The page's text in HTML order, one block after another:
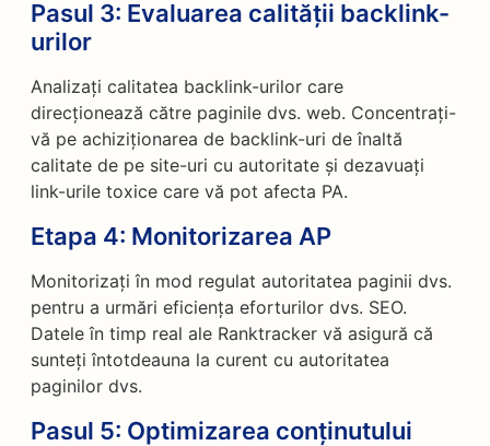
Pasul 3: Evaluarea calității backlink-
urilor
Analizați calitatea backlink-urilor care
direcționează către paginile dvs. web. Concentrați-
vă pe achiziționarea de backlink-uri de înaltă
calitate de pe site-uri cu autoritate și dezavuați
link-urile toxice care vă pot afecta PA.
Etapa 4: Monitorizarea AP
Monitorizați în mod regulat autoritatea paginii dvs.
pentru a urmări eficiența eforturilor dvs. SEO.
Datele în timp real ale Ranktracker vă asigură că
sunteți întotdeauna la curent cu autoritatea
paginilor dvs.
Pasul 5: Optimizarea conținutului